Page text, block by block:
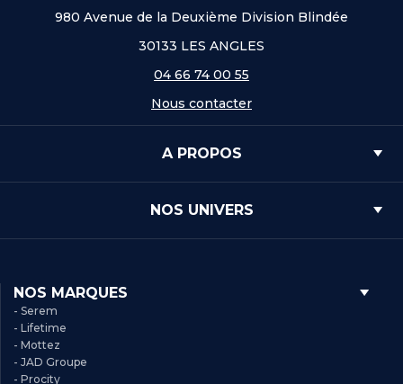
980 Avenue de la Deuxième Division Blindée
30133 LES ANGLES
04 66 74 00 55
Nous contacter
A PROPOS
NOS UNIVERS
NOS MARQUES
- Serem
- Lifetime
- Mottez
- JAD Groupe
- Procity